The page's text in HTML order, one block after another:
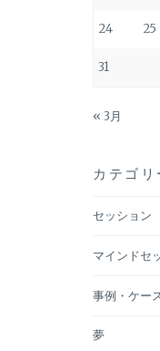
24 25
31
« 3月
カテゴリ
セッション
マインドセ
事例・ケー
夢